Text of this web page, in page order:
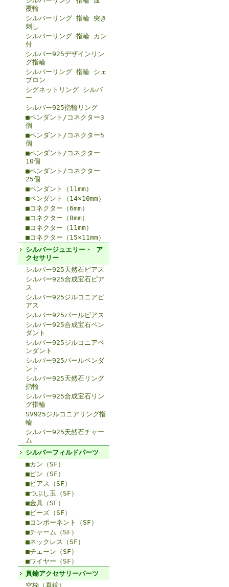
覆輪
シルバーリング 指輪 突き
刺し
シルバーリング 指輪 カン
付
シルバー925デザインリン
グ指輪
シルバーリング 指輪 シェ
ブロン
シグネットリング シルバ
ー
シルバー925指輪リング
■ペンダント/コネクター3
個
■ペンダント/コネクター5
個
■ペンダント/コネクター
10個
■ペンダント/コネクター
25個
■ペンダント（11mm）
■ペンダント（14×10mm）
■コネクター（6mm）
■コネクター（8mm）
■コネクター（11mm）
■コネクター（15×11mm）
シルバージュエリー・ ア
クセサリー
シルバー925天然石ピアス
シルバー925合成宝石ピア
ス
シルバー925ジルコニアピ
アス
シルバー925パールピアス
シルバー925合成宝石ペン
ダント
シルバー925ジルコニアペ
ンダント
シルバー925パールペンダ
ント
シルバー925天然石リング
指輪
シルバー925合成宝石リン
グ指輪
SV925ジルコニアリング指
輪
シルバー925天然石チャー
ム
シルバーフィルドパーツ
■カン（SF）
■ピン（SF）
■ピアス（SF）
■つぶし玉（SF）
■金具（SF）
■ビーズ（SF）
■コンポーネント（SF）
■チャーム（SF）
■ネックレス（SF）
■チェーン（SF）
■ワイヤー（SF）
真鍮アクセサリーパーツ
空枠（真鍮）